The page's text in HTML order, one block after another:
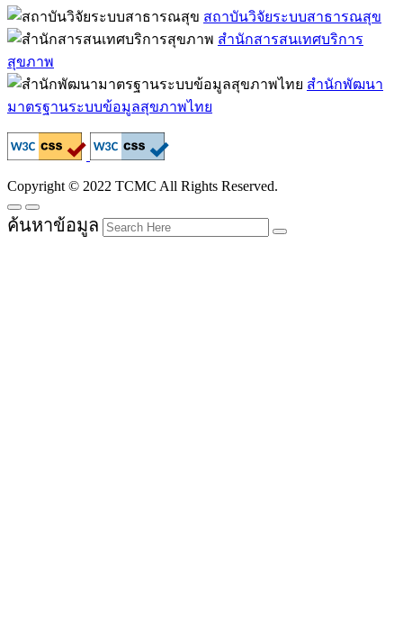
สถาบันวิจัยระบบสาธารณสุข
สำนักสารสนเทศบริการ
สุขภาพ
สำนักพัฒนา
มาตรฐานระบบข้อมูลสุขภาพไทย
Copyright © 2022 TCMC All Rights Reserved.
ค้นหาข้อมูล